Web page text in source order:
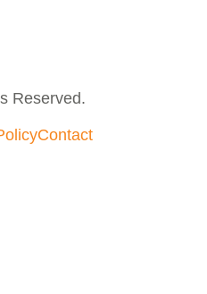
Reserved.
Contact